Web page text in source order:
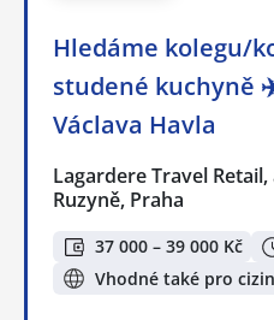
Hledáme kolegu/
studené kuchyně
Václava Havla
Lagardere Travel Retail,
Ruzyně, Praha
37 000 – 39 000 Kč
Vhodné také pro